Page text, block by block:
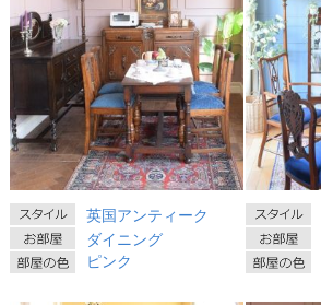
英国アンティーク
ダイニング
ピンク